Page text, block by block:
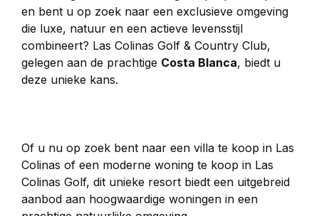
en bent u op zoek naar een exclusieve omgeving
die luxe, natuur en een actieve levensstijl
combineert? Las Colinas Golf & Country Club,
gelegen aan de prachtige Costa Blanca, biedt u
deze unieke kans.
Of u nu op zoek bent naar een villa te koop in Las
Colinas of een moderne woning te koop in Las
Colinas Golf, dit unieke resort biedt een uitgebreid
aanbod aan hoogwaardige woningen in een